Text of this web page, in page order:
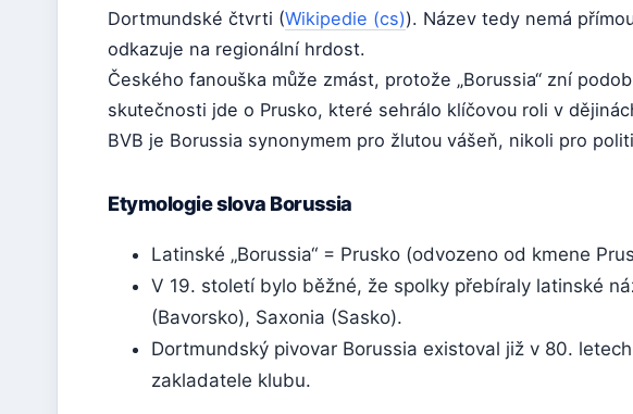
Dortmundské čtvrti (Wikipedie (cs)). Název tedy nemá
odkazuje na regionální hrdost.
Českého fanouška může zmást, protože „Borussia“ zní
skutečnosti jde o Prusko, které sehrálo klíčovou roli v
BVB je Borussia synonymem pro žlutou vášeň, nikoli pro
Etymologie slova Borussia
Latinské „Borussia“ = Prusko (odvozeno od kmene
V 19. století bylo běžné, že spolky přebíraly latinské
(Bavorsko), Saxonia (Sasko).
Dortmundský pivovar Borussia existoval již v 80.
zakladatele klubu.